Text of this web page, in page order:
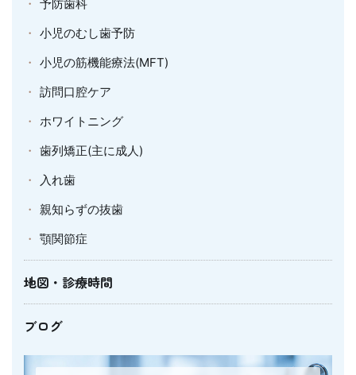
予防歯科
小児のむし歯予防
小児の筋機能療法(MFT)
訪問口腔ケア
ホワイトニング
歯列矯正(主に成人)
入れ歯
親知らずの抜歯
顎関節症
地図・診療時間
ブログ